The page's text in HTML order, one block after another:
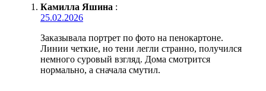
Камилла Яшина :
25.02.2026
Заказывала портрет по фото на пенокартоне.
Линии четкие, но тени легли странно, получился
немного суровый взгляд. Дома смотрится
нормально, а сначала смутил.